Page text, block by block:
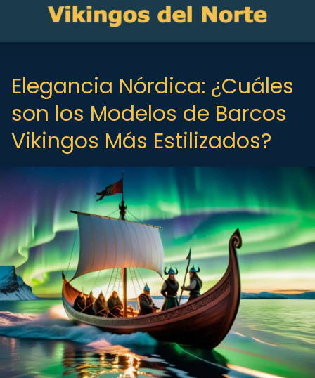
Elegancia Nórdica: ¿Cuáles
son los Modelos de Barcos
Vikingos Más Estilizados?